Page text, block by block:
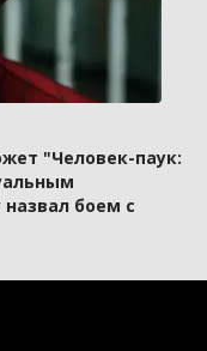
"Человек-паук:
боем с